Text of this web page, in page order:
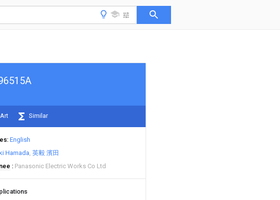
Similar
English
Hamada 英毅 濱田
Panasonic Electric Works Co Ltd